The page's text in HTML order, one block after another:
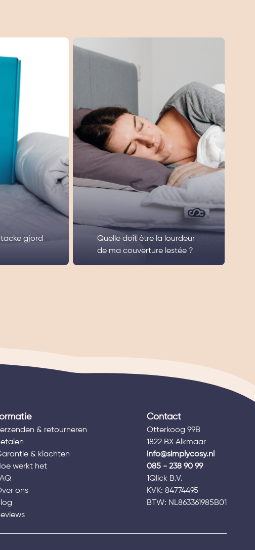
gjord
Quelle doit être la lourdeur
de ma couverture lestée ?
& retourneren
& klachten
werkt het
ons
Contact
Otterkoog 99B
1822 BX Alkmaar
info@simplycosy.nl
085 - 238 90 99
1Qlick B.V.
KVK: 84774495
BTW: NL863361985B01